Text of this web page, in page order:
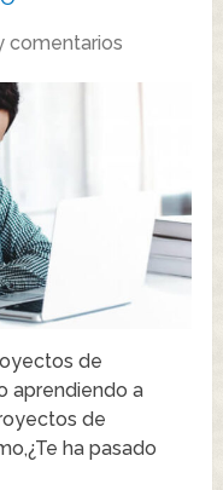
comentarios
de
aprendiendo a
de
ha pasado